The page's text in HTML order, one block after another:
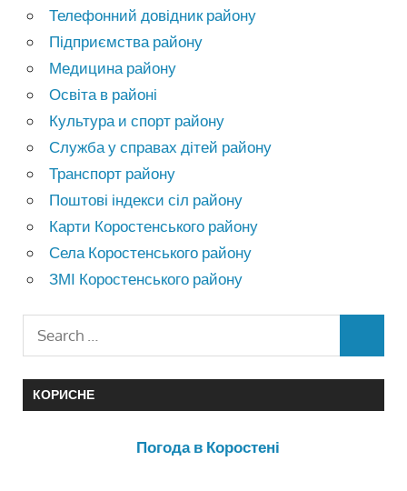
Телефонний довідник району
Підприємства району
Медицина району
Освіта в районі
Культура и спорт району
Служба у справах дітей району
Транспорт району
Поштові індекси сіл району
Карти Коростенського району
Села Коростенського району
ЗМІ Коростенського району
КОРИСНЕ
Погода в Коростені